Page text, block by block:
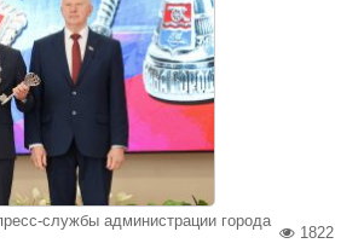
службы администрации города
1822